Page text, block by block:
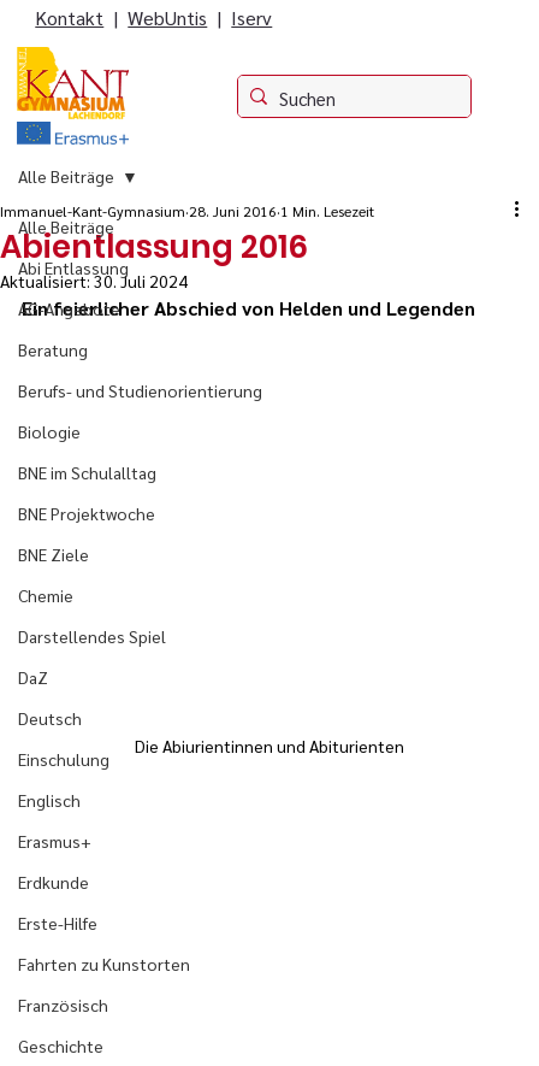
Kontakt |WebUntis | Iserv
Alle Beiträge
Abi Entlassung
AG-Angebote
Beratung
Berufs- und Studienorientierung
Biologie
BNE im Schulalltag
BNE Projektwoche
BNE Ziele
Chemie
Darstellendes Spiel
DaZ
Deutsch
Einschulung
Englisch
Erasmus+
Erdkunde
Erste-Hilfe
Fahrten zu Kunstorten
Französisch
Geschichte
Alle Beiträge
Abientlassung 2016
Immanuel-Kant-Gymnasium 28. Juni 2016 1 Min. Lesezeit
Aktualisiert:30. Juli 2024
Ein feierlicher Abschied von Helden und Legenden
Die Abiurientinnen und Abiturienten